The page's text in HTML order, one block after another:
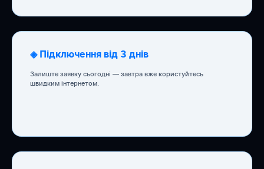
◈ Підключення від 3 днів
Залиште заявку сьогодні — завтра вже користуйтесь
швидким інтернетом.